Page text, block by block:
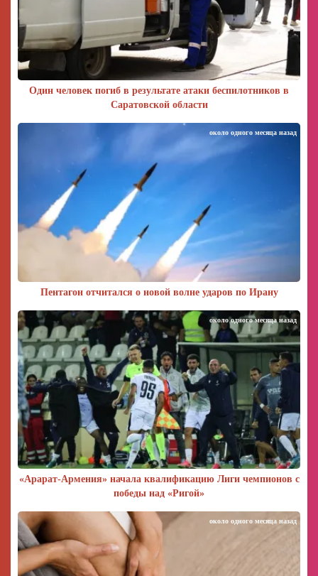
Один человек погиб в результате атаки беспилотников в
Саратовской области
Пентагон отчитался о новой волне ударов по Ирану
около одного месяца назад
«Арарат‑Армения» начала квалификацию Лиги чемпионов с
победы над «Ригой»
около одного месяца назад
около одного месяца назад